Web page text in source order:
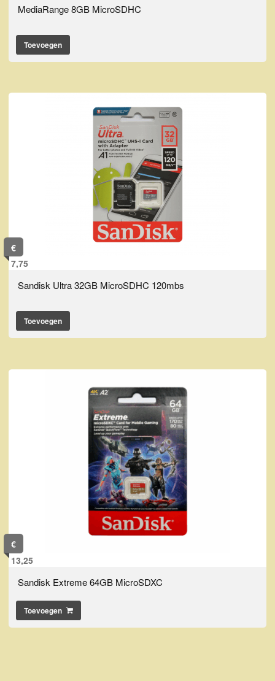
MediaRange 8GB MicroSDHC
Toevoegen
€
7,75
Sandisk Ultra 32GB MicroSDHC 120mbs
Toevoegen
€
13,25
Sandisk Extreme 64GB MicroSDXC
Toevoegen